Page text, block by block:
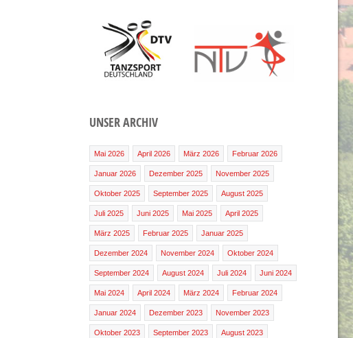
UNSER ARCHIV
Mai 2026 April 2026 März 2026 Februar 2026
Januar 2026 Dezember 2025 November 2025
Oktober 2025 September 2025 August 2025
Juli 2025 Juni 2025 Mai 2025 April 2025
März 2025 Februar 2025 Januar 2025
Dezember 2024 November 2024 Oktober 2024
September 2024 August 2024 Juli 2024 Juni 2024
Mai 2024 April 2024 März 2024 Februar 2024
Januar 2024 Dezember 2023 November 2023
Oktober 2023 September 2023 August 2023